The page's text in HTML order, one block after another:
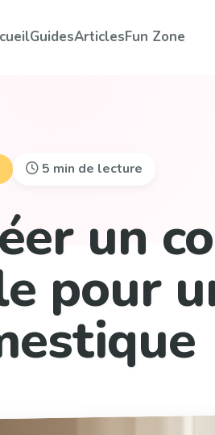
GuidesArticlesFun Zone
5 min de lecture
un
pour